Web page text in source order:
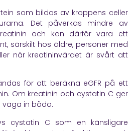
som bildas av kroppens celler
Det påverkas mindre av
och kan därför vara ett
särskilt hos äldre, personer med
när kreatininvärdet är svårt att
för att beräkna eGFR på ett
Om kreatinin och cystatin C ger
väga in båda.
cystatin C som en känsligare